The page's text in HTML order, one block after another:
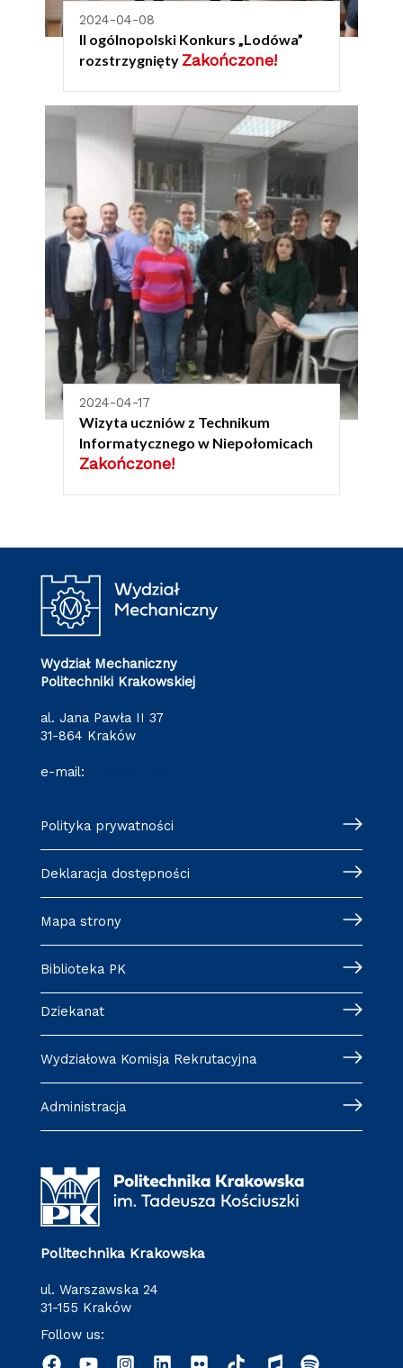
2024-04-08
II ogólnopolski Konkurs „Lodówa”
rozstrzygnięty Zakończone!
2024-04-17
Wizyta uczniów z Technikum
Informatycznego w Niepołomicach
Zakończone!
Wydział Mechaniczny
Politechniki Krakowskiej
al. Jana Pawła II 37
31-864 Kraków
e-mail:
Polityka prywatności
Deklaracja dostępności
Mapa strony
Biblioteka PK
Dziekanat
Wydziałowa Komisja Rekrutacyjna
Administracja
Politechnika Krakowska
ul. Warszawska 24
31-155 Kraków
Follow us: